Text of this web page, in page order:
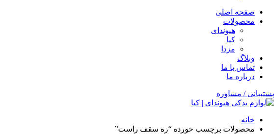
صفحه اصلی
محصولات
هیوندای
کیا
مزدا
وبلاگ
تماس با ما
درباره ما
پشتیبانی / مشاوره
خانه
محصولات برچسب خورده “زه سقف راست”